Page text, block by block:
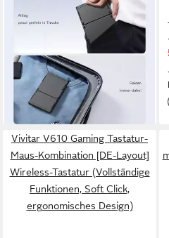
Bluetooth-Kanälen Wireless-
Tastatur (kompatibel mit
iPadOS Android, Windows)
79,99 €
-38%
lieferbar - in 3-4 Werktagen bei dir
Vivitar V610 Gaming Tastatur-
Maus-Kombination [DE-Layout]
Wireless-Tastatur (Vollständige
Funktionen, Soft Click,
ergonomisches Design)